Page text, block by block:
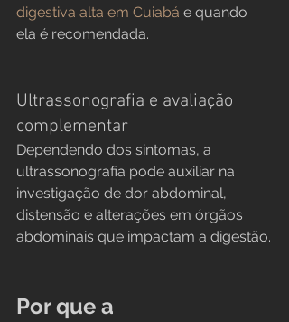
digestiva alta em Cuiabá e quando
ela é recomendada.
Ultrassonografia e avaliação
complementar
Dependendo dos sintomas, a
ultrassonografia pode auxiliar na
investigação de dor abdominal,
distensão e alterações em órgãos
abdominais que impactam a digestão.
Por que a